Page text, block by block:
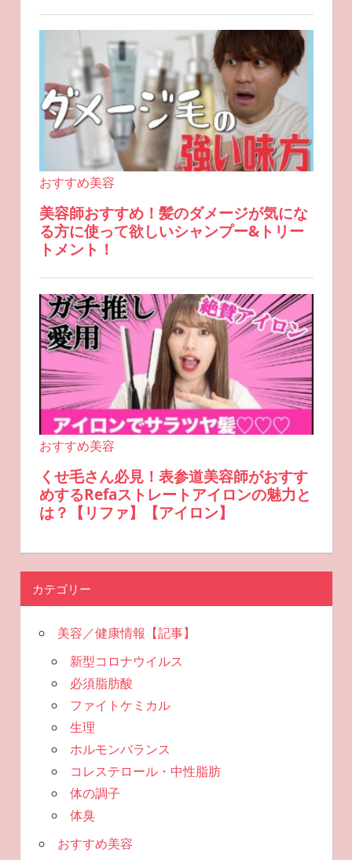
カテゴリー
美容／健康情報【記事】
新型コロナウイルス
必須脂肪酸
ファイトケミカル
生理
ホルモンバランス
コレステロール・中性脂肪
体の調子
体臭
おすすめ美容